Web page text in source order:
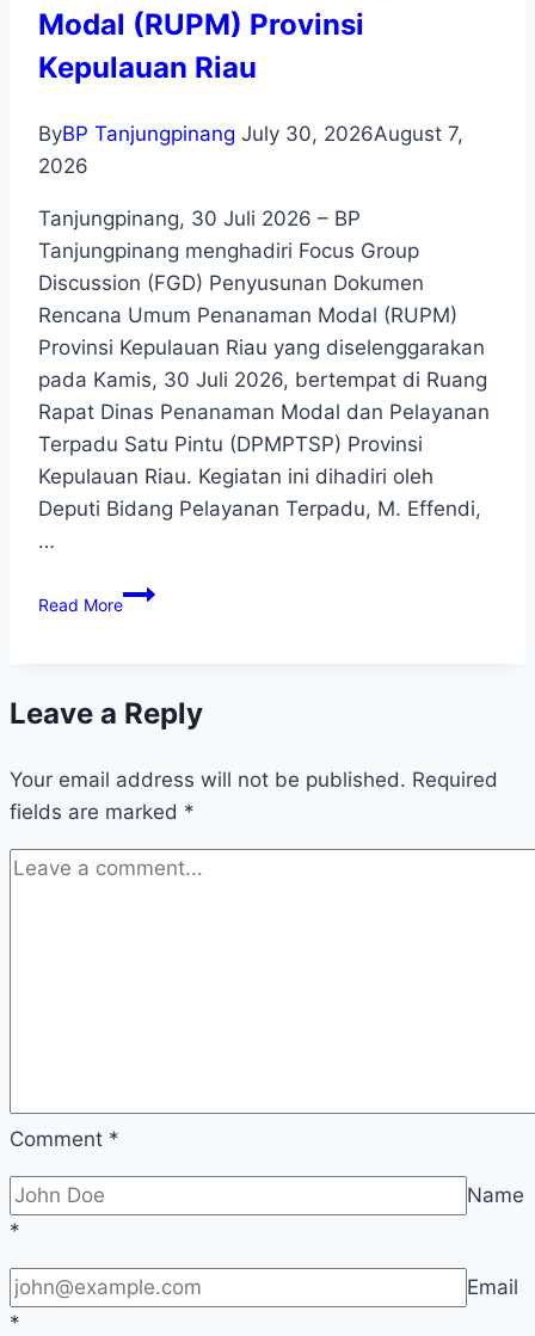
Modal (RUPM) Provinsi
Kepulauan Riau
ByBP Tanjungpinang July 30, 2026August 7,
2026
Tanjungpinang, 30 Juli 2026 – BP
Tanjungpinang menghadiri Focus Group
Discussion (FGD) Penyusunan Dokumen
Rencana Umum Penanaman Modal (RUPM)
Provinsi Kepulauan Riau yang diselenggarakan
pada Kamis, 30 Juli 2026, bertempat di Ruang
Rapat Dinas Penanaman Modal dan Pelayanan
Terpadu Satu Pintu (DPMPTSP) Provinsi
Kepulauan Riau. Kegiatan ini dihadiri oleh
Deputi Bidang Pelayanan Terpadu, M. Effendi,
…
Read More
Leave a Reply
Your email address will not be published. Required
fields are marked *
Comment *
Name
*
Email
*